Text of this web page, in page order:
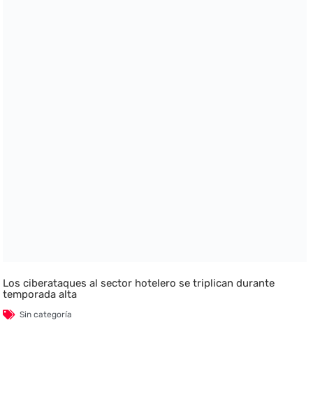
Los ciberataques al sector hotelero se triplican durante
temporada alta
Sin categoría